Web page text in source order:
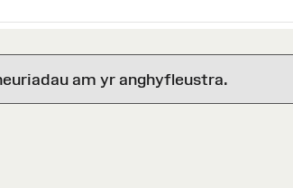
am yr anghyfleustra.